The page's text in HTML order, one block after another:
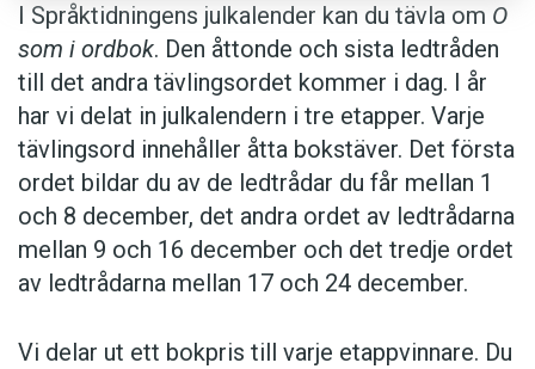
I Språktidningens julkalender kan du tävla om O
som i ordbok. Den åttonde och sista ledtråden
till det andra tävlingsordet kommer i dag. I år
har vi delat in julkalendern i tre etapper. Varje
tävlingsord innehåller åtta bokstäver. Det första
ordet bildar du av de ledtrådar du får mellan 1
och 8 december, det andra ordet av ledtrådarna
mellan 9 och 16 december och det tredje ordet
av ledtrådarna mellan 17 och 24 december.
Vi delar ut ett bokpris till varje etappvinnare. Du